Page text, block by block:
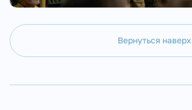
Вернуться наверх